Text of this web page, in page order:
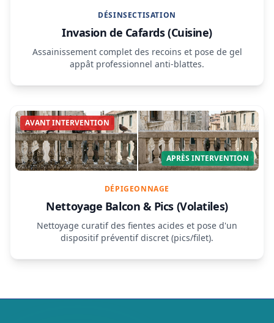
DÉSINSECTISATION
Invasion de Cafards (Cuisine)
Assainissement complet des recoins et pose de gel
appât professionnel anti-blattes.
AVANT INTERVENTION
APRÈS INTERVENTION
DÉPIGEONNAGE
Nettoyage Balcon & Pics (Volatiles)
Nettoyage curatif des fientes acides et pose d'un
dispositif préventif discret (pics/filet).